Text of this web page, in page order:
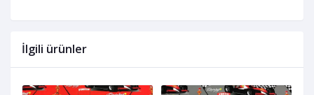
İlgili ürünler